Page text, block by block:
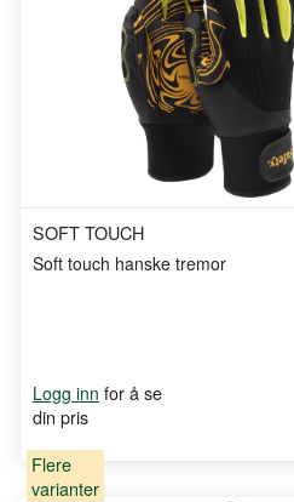
SOFT TOUCH
Soft touch hanske tremor
Logg inn for å se
din pris
Flere
varianter